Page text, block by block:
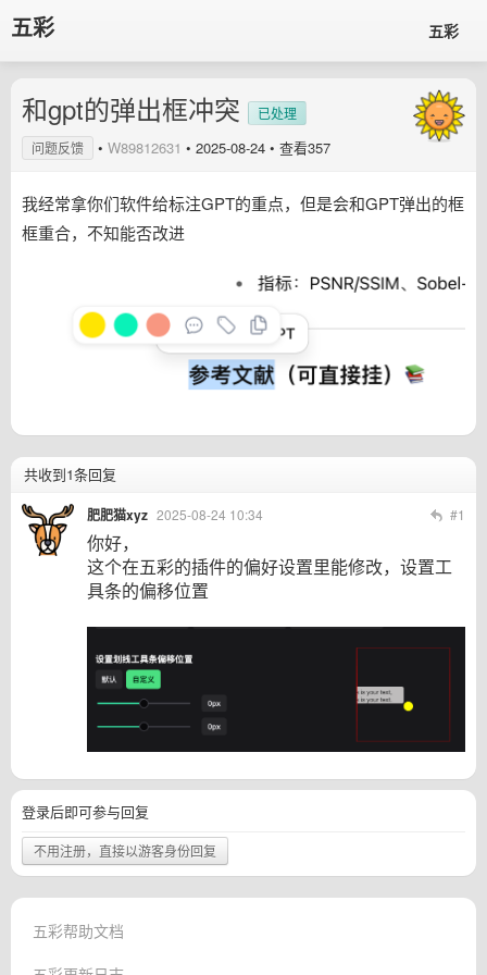
五彩 五彩
和gpt的弹出框冲突
已处理
问题反馈
• W89812631 • 2025-08-24 • 查看357
我经常拿你们软件给标注GPT的重点，但是会和GPT弹出的框
框重合，不知能否改进
共收到1条回复
肥肥猫xyz 2025-08-24 10:34 #1
你好，
这个在五彩的插件的偏好设置里能修改，设置工
具条的偏移位置
登录后即可参与回复
不用注册，直接以游客身份回复
五彩帮助文档